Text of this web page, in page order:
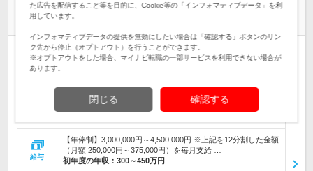
名古屋／繊維専門商社の【レディース布帛デザイナー】年休
124日
正社員 完全週休2日制 第二新卒歓迎 転勤なし
リモートワーク可
【名古屋本社】 愛知県名古屋市中区錦 2-13-19 【リモートワ
給与
【年俸制】3,000,000円～4,500,000円 ※上記を12分割した金額
（月額 250,000円～375,000円）を毎月支給 …
初年度の年収： 300～450万円
た広告を配信すること等を目的に、Cookie等の「インフォマティブデータ」を利
用しています。
インフォマティブデータの提供を無効にしたい場合は「確認する」ボタンのリン
ク先から停止（オプトアウト）を行うことができます。
※オプトアウトをした場合、マイナビ転職の一部サービスを利用できない場合が
あります。
閉じる 確認する